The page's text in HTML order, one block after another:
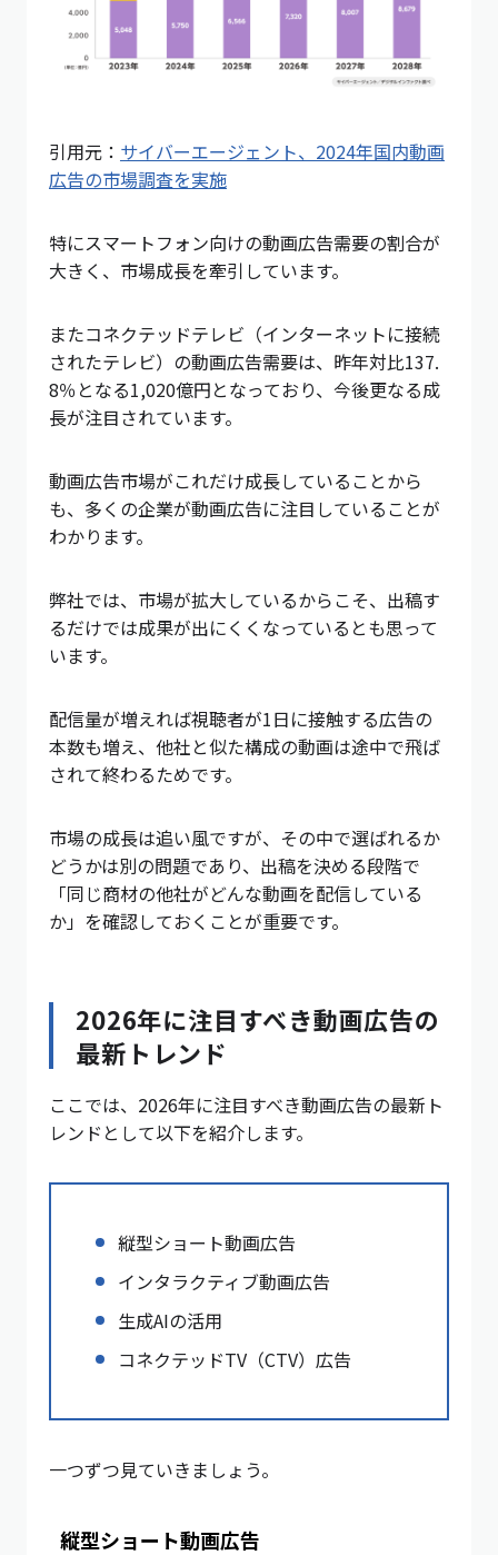
引用元： サイバーエージェント、2024年国内動画
広告の市場調査を実施
特にスマートフォン向けの動画広告需要の割合が
大きく、市場成長を牽引しています。
またコネクテッドテレビ（インターネットに接続
されたテレビ）の動画広告需要は、昨年対比137.
8％となる1,020億円となっており、今後更なる成
長が注目されています。
動画広告市場がこれだけ成長していることから
も、多くの企業が動画広告に注目していることが
わかります。
弊社では、市場が拡大しているからこそ、出稿す
るだけでは成果が出にくくなっているとも思って
います。
配信量が増えれば視聴者が1日に接触する広告の
本数も増え、他社と似た構成の動画は途中で飛ば
されて終わるためです。
市場の成長は追い風ですが、その中で選ばれるか
どうかは別の問題であり、出稿を決める段階で
「同じ商材の他社がどんな動画を配信している
か」を確認しておくことが重要です。
2026年に注目すべき動画広告の
最新トレンド
ここでは、2026年に注目すべき動画広告の最新ト
レンドとして以下を紹介します。
縦型ショート動画広告
インタラクティブ動画広告
生成AIの活用
コネクテッドTV（CTV）広告
一つずつ見ていきましょう。
縦型ショート動画広告